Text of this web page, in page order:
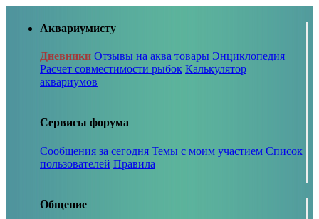
Аквариумисту
Дневники Отзывы на аква товары Энциклопедия
Расчет совместимости рыбок Калькулятор
аквариумов
Сервисы форума
Сообщения за сегодня Темы с моим участием Список
пользователей Правила
Общение